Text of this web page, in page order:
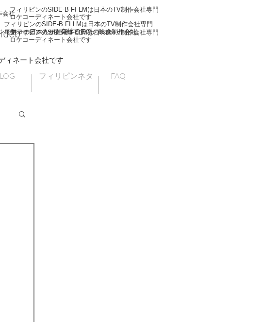
で唯一の日本人が在籍する日系の映像制作会社
フィリピンのSIDE-B FI LMは日本のTV制作会社専門
ロケコーディネート会社です
フィリピンのSIDE-B FI LMは日本のTV制作会社専門
ロケコーディネート会社です
会社
フィリピンのSIDE-B FI LMは日本のTV制作会社専門
ロケコーディネート会社です
ィネート会社です
フィリピンネタ FAQ